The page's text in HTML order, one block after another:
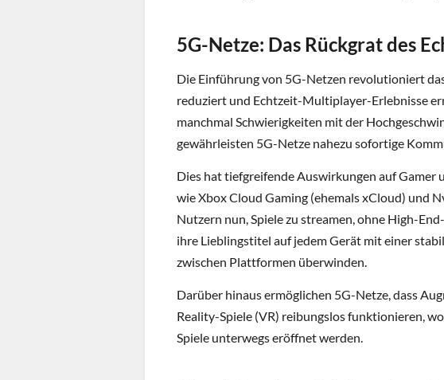
5G-Netze: Das Rückgrat des
Die Einführung von 5G-Netzen revolutioniert
reduziert und Echtzeit-Multiplayer-Erlebnisse
manchmal Schwierigkeiten mit der
gewährleisten 5G-Netze nahezu sofortige
Dies hat tiefgreifende Auswirkungen auf
wie Xbox Cloud Gaming (ehemals xCloud) und
Nutzern nun, Spiele zu streamen, ohne High-
ihre Lieblingstitel auf jedem Gerät mit einer
zwischen Plattformen überwinden.
Darüber hinaus ermöglichen 5G-Netze, dass
Reality-Spiele (VR) reibungslos funktionieren,
Spiele unterwegs eröffnet werden.